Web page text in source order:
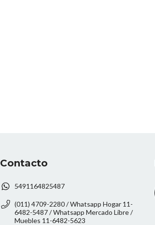
Contacto
5491164825487
(011) 4709-2280 / Whatsapp Hogar 11-
6482-5487 / Whatsapp Mercado Libre /
Muebles 11-6482-5623